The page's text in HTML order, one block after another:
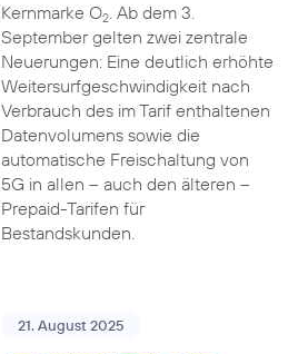
Kernmarke O2. Ab dem 3.
September gelten zwei zentrale
Neuerungen: Eine deutlich erhöhte
Weitersurfgeschwindigkeit nach
Verbrauch des im Tarif enthaltenen
Datenvolumens sowie die
automatische Freischaltung von
5G in allen – auch den älteren –
Prepaid-Tarifen für
Bestandskunden.
21. August 2025